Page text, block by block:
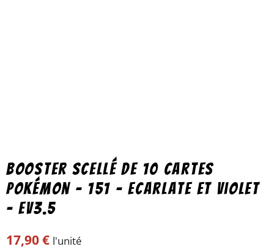
Booster scellé de 10 cartes
Pokémon – 151 – Ecarlate et Violet
– EV3.5
17,90€ l'unité